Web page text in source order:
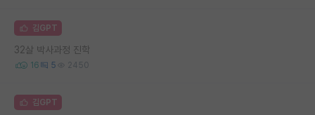
김GPT
32살 박사과정 진학
16 5 2450
김GPT